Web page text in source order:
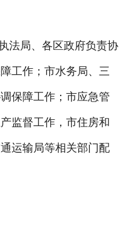
法局、各区政府负责协
工作；市水务局、三
保障工作；市应急管
监督工作，市住房和
运输局等相关部门配